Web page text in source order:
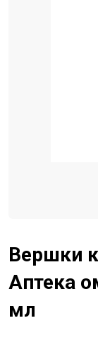
Вершки
Аптека
мл